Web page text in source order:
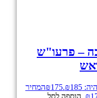
– פרעו"ש
₪185.
₪175
המחיר